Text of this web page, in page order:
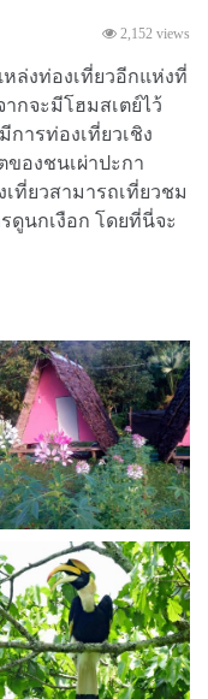
2,152 views
ล่งท่องเที่ยวอีกแห่งที่
กจะมีโฮมสเตย์ไว้
ารท่องเที่ยวเชิง
องชนเผ่าปะกา
ที่ยวสามารถเที่ยวชม
ดูนกเงือก โดยที่นี่จะ